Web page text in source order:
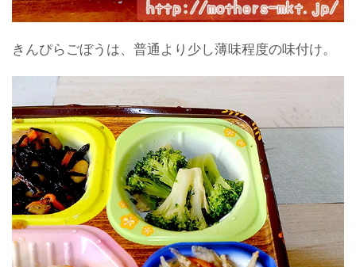
きんぴらごぼうは、普通より少し薄味程度の味付け。